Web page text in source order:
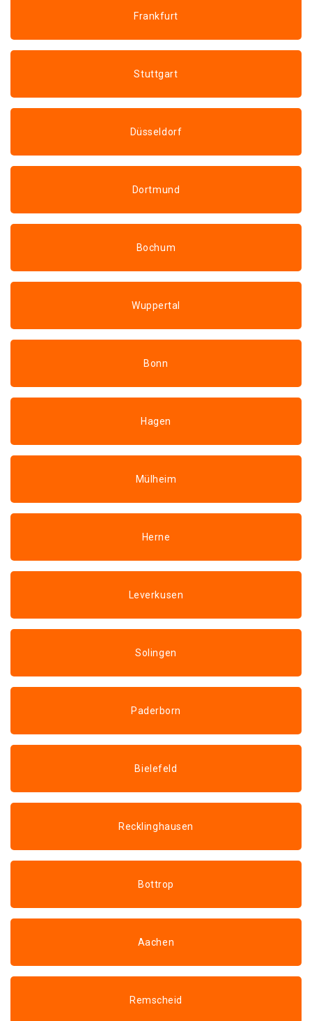
Frankfurt
Stuttgart
Düsseldorf
Dortmund
Bochum
Wuppertal
Bonn
Hagen
Mülheim
Herne
Leverkusen
Solingen
Paderborn
Bielefeld
Recklinghausen
Bottrop
Aachen
Remscheid